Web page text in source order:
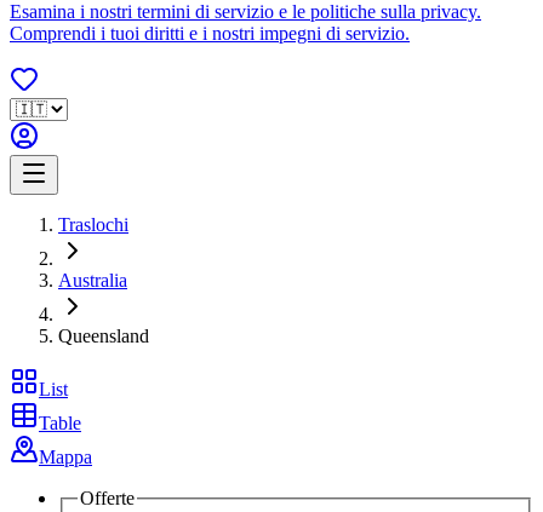
Esamina i nostri termini di servizio e le politiche sulla privacy.
Comprendi i tuoi diritti e i nostri impegni di servizio.
Traslochi
Australia
Queensland
List
Table
Mappa
Offerte